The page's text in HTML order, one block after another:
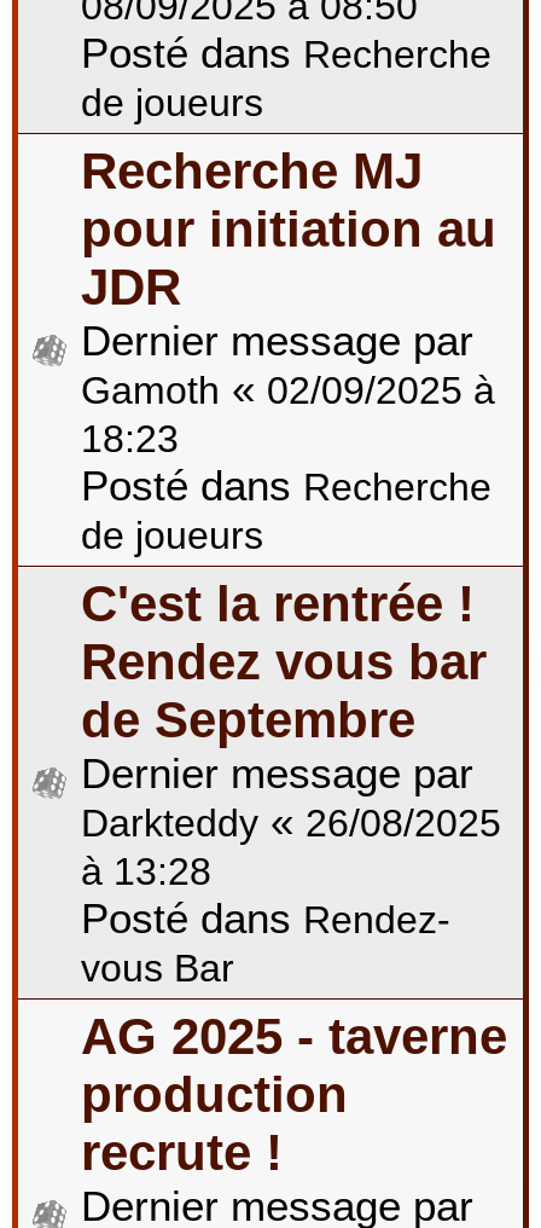
Posté dans Recherche
de joueurs
Recherche MJ
pour initiation au
JDR
Dernier message par
Gamoth « 02/09/2025 à
18:23
Posté dans Recherche
de joueurs
C'est la rentrée !
Rendez vous bar
de Septembre
Dernier message par
Darkteddy « 26/08/2025
à 13:28
Posté dans Rendez-
vous Bar
AG 2025 - taverne
production
recrute !
Dernier message par